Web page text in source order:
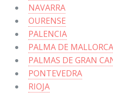
NAVARRA
OURENSE
PALENCIA
PALMA DE MALLORCA
PALMAS DE GRAN
PONTEVEDRA
RIOJA